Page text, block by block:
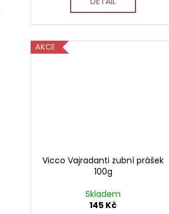
AKCE
Vicco Vajradanti zubní prášek
100g
Skladem
145 Kč